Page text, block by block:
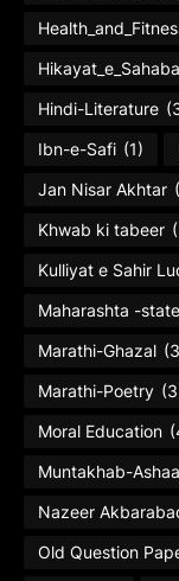
Hikayat_e_Sahaba
Hindi-Literature
Ibn-e-Safi (1)
Jan Nisar Akhtar
Khwab ki tabeer
Kulliyat e Sahir
Maharashta -
Marathi-Ghazal
Marathi-Poetry
Moral Education
Muntakhab-
Nazeer
Old Question